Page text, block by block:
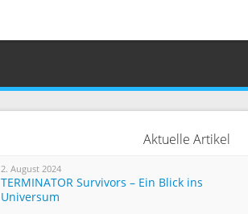
Aktuelle Artikel
2. August 2024
TERMINATOR Survivors – Ein Blick ins
Universum